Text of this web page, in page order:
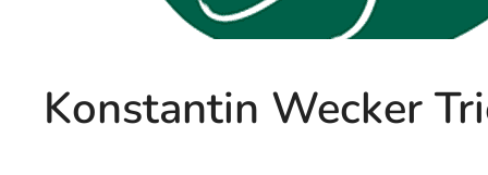
Konstantin Wecker